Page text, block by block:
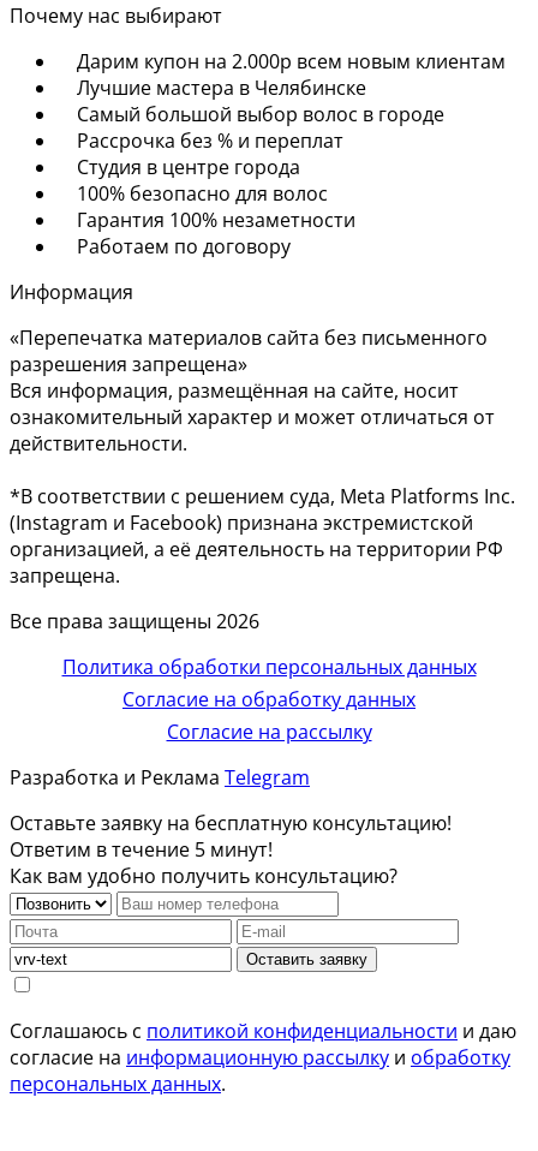
Почему нас выбирают
Дарим купон на 2.000р всем новым клиентам
Лучшие мастера в Челябинске
Самый большой выбор волос в городе
Рассрочка без % и переплат
Студия в центре города
100% безопасно для волос
Гарантия 100% незаметности
Работаем по договору
Информация
«Перепечатка материалов сайта без письменного
разрешения запрещена»
Вся информация, размещённая на сайте, носит
ознакомительный характер и может отличаться от
действительности.
*В соответствии с решением суда, Meta Platforms Inc.
(Instagram и Facebook) признана экстремистской
организацией, а её деятельность на территории РФ
запрещена.
Все права защищены 2026
Политика обработки персональных данных
Согласие на обработку данных
Согласие на рассылку
Разработка и Реклама Telegram
Оставьте заявку на бесплатную консультацию!
Ответим в течение 5 минут!
Как вам удобно получить консультацию?
Оставить заявку
Соглашаюсь с политикой конфиденциальности и даю
согласие на информационную рассылку и обработку
персональных данных.